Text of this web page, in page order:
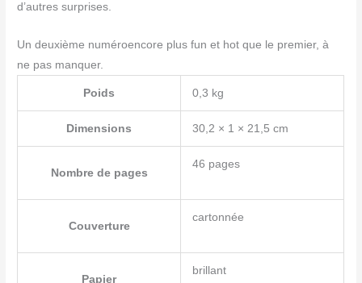
d’autres surprises.
Un deuxième numéroencore plus fun et hot que le premier, à
ne pas manquer.
Poids 0,3 kg
Dimensions 30,2 × 1 × 21,5 cm
Nombre de pages
46 pages
Couverture
cartonnée
Papier
brillant